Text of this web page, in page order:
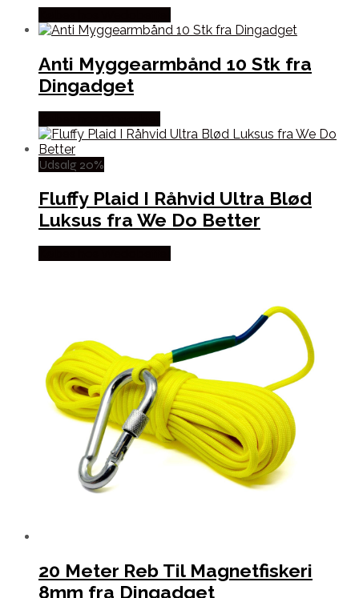
Anti Myggearmbånd 10 Stk fra
Dingadget
Udsalg 20%
Fluffy Plaid I Råhvid Ultra Blød
Luksus fra We Do Better
20 Meter Reb Til Magnetfiskeri
8mm fra Dingadget